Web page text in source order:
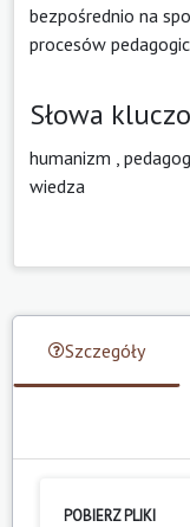
bezpośrednio na
procesów
Słowa
humanizm
wiedza
Szczegóły
POBIERZ PLIKI